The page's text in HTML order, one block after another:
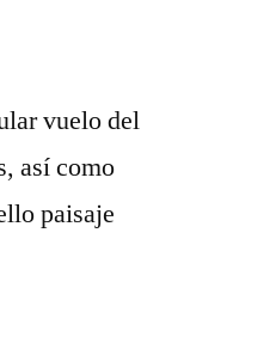
vuelo del
así como
paisaje